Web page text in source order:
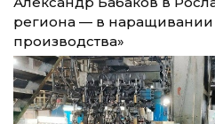
региона — в наращивании
производства»